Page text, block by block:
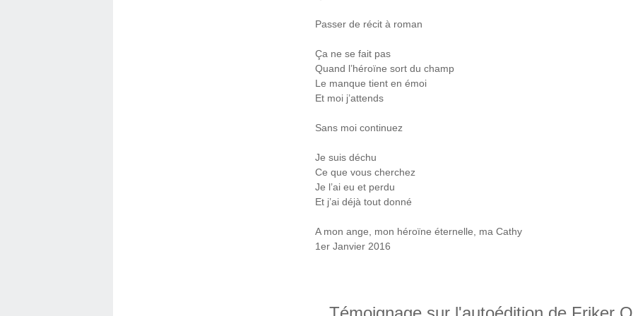
Passer de récit à roman
Ça ne se fait pas
Quand l’héroïne sort du champ
Le manque tient en émoi
Et moi j’attends
Sans moi continuez
Je suis déchu
Ce que vous cherchez
Je l’ai eu et perdu
Et j’ai déjà tout donné
A mon ange, mon héroïne éternelle, ma Cathy
1er Janvier 2016